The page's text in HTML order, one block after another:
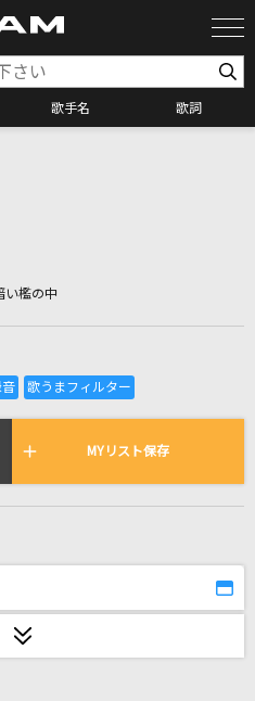
歌手名 歌詞
れき
れている曲の一覧
ー
い檻の中
MYリスト保存